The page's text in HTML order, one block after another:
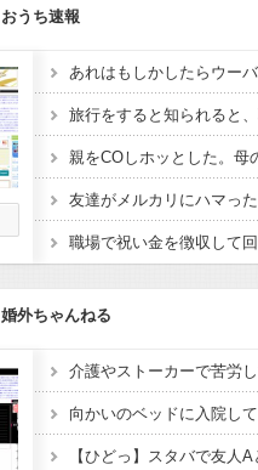
おうち速報
職場で祝い金を徴収して
婚外ちゃんねる